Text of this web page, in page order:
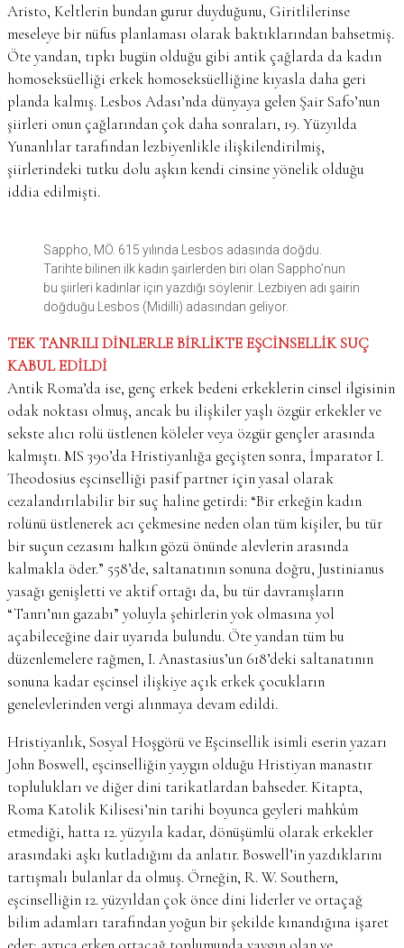
Aristo, Keltlerin bundan gurur duyduğunu, Giritlilerinse
meseleye bir nüfus planlaması olarak baktıklarından bahsetmiş.
Öte yandan, tıpkı bugün olduğu gibi antik çağlarda da kadın
homoseksüelliği erkek homoseksüelliğine kıyasla daha geri
planda kalmış. Lesbos Adası’nda dünyaya gelen Şair Safo’nun
şiirleri onun çağlarından çok daha sonraları, 19. Yüzyılda
Yunanlılar tarafından lezbiyenlikle ilişkilendirilmiş,
şiirlerindeki tutku dolu aşkın kendi cinsine yönelik olduğu
iddia edilmişti.
Sappho, MÖ. 615 yılında Lesbos adasında doğdu.
Tarihte bilinen ilk kadın şairlerden biri olan Sappho’nun
bu şiirleri kadınlar için yazdığı söylenir. Lezbiyen adı şairin
doğduğu Lesbos (Midilli) adasından geliyor.
TEK TANRILI DİNLERLE BİRLİKTE EŞCİNSELLİK SUÇ
KABUL EDİLDİ
Antik Roma’da ise, genç erkek bedeni erkeklerin cinsel ilgisinin
odak noktası olmuş, ancak bu ilişkiler yaşlı özgür erkekler ve
sekste alıcı rolü üstlenen köleler veya özgür gençler arasında
kalmıştı. MS 390’da Hristiyanlığa geçişten sonra, İmparator I.
Theodosius eşcinselliği pasif partner için yasal olarak
cezalandırılabilir bir suç haline getirdi: “Bir erkeğin kadın
rolünü üstlenerek acı çekmesine neden olan tüm kişiler, bu tür
bir suçun cezasını halkın gözü önünde alevlerin arasında
kalmakla öder.” 558’de, saltanatının sonuna doğru, Justinianus
yasağı genişletti ve aktif ortağı da, bu tür davranışların
“Tanrı’nın gazabı” yoluyla şehirlerin yok olmasına yol
açabileceğine dair uyarıda bulundu. Öte yandan tüm bu
düzenlemelere rağmen, I. Anastasius’un 618’deki saltanatının
sonuna kadar eşcinsel ilişkiye açık erkek çocukların
genelevlerinden vergi alınmaya devam edildi.
Hristiyanlık, Sosyal Hoşgörü ve Eşcinsellik isimli eserin yazarı
John Boswell, eşcinselliğin yaygın olduğu Hristiyan manastır
toplulukları ve diğer dini tarikatlardan bahseder. Kitapta,
Roma Katolik Kilisesi’nin tarihi boyunca geyleri mahkûm
etmediği, hatta 12. yüzyıla kadar, dönüşümlü olarak erkekler
arasındaki aşkı kutladığını da anlatır. Boswell’in yazdıklarını
tartışmalı bulanlar da olmuş. Örneğin, R. W. Southern,
eşcinselliğin 12. yüzyıldan çok önce dini liderler ve ortaçağ
bilim adamları tarafından yoğun bir şekilde kınandığına işaret